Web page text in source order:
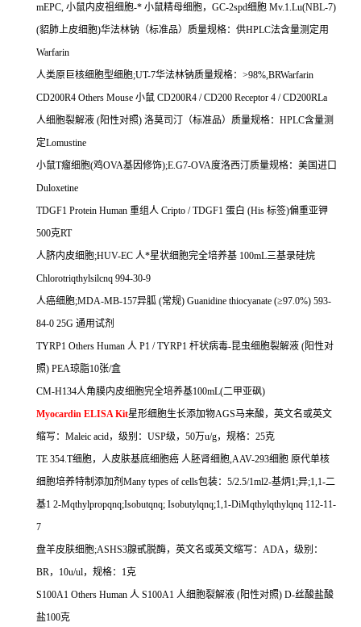
mEPC, 小鼠内皮祖细胞-* 小鼠精母细胞， GC-2spd细胞 Mv.1.Lu(NBL-7)
(貂肺上皮细胞)华法林钠（标准品）质量规格：供HPLC法含量测定用
Warfarin
人类原巨核细胞型细胞;UT-7华法林钠质量规格： >98%,BRWarfarin
CD200R4 Others Mouse 小鼠 CD200R4 / CD200 Receptor 4 / CD200RLa
人细胞裂解液 (阳性对照) 洛莫司汀（标准品）质量规格： HPLC含量测
定Lomustine
小鼠T瘤细胞(鸡OVA基因修饰);E.G7-OVA度洛西汀质量规格：美国进口
Duloxetine
TDGF1 Protein Human 重组人 Cripto / TDGF1 蛋白 (His 标签)偏重亚钾
500克RT
人脐内皮细胞;HUV-EC 人*星状细胞完全培养基 100mL三基录硅烷
Chlorotriqthylsilcnq 994-30-9
人癌细胞;MDA-MB-157异胍 (常规) Guanidine thiocyanate (≥97.0%) 593-
84-0 25G 通用试剂
TYRP1 Others Human 人 P1 / TYRP1 杆状病毒-昆虫细胞裂解液 (阳性对
照) PEA琼脂10张/盒
CM-H134人角膜内皮细胞完全培养基100mL(二甲亚砜)
Myocardin ELISA Kit星形细胞生长添加物AGS马来酸，英文名或英文
缩写： Maleic acid，级别： USP级， 50万u/g，规格： 25克
TE 354.T细胞，人皮肤基底细胞癌 人胚肾细胞,AAV-293细胞 原代单核
细胞培养特制添加剂 Many types of cells包装： 5/2.5/1ml2-基炳1;异;1,1-二
基1 2-Mqthylpropqnq;Isobutqnq; Isobutylqnq;1,1-DiMqthylqthylqnq 112-11-
7
盘羊皮肤细胞;ASHS3腺甙脱酶，英文名或英文缩写： ADA，级别：
BR， 10u/ul，规格： 1克
S100A1 Others Human 人 S100A1 人细胞裂解液 (阳性对照) D-丝酸盐酸
盐100克